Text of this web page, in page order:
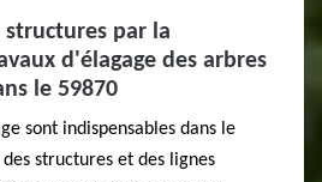
par la
d'élagage des arbres
le 59870
sont indispensables dans le
structures et des lignes